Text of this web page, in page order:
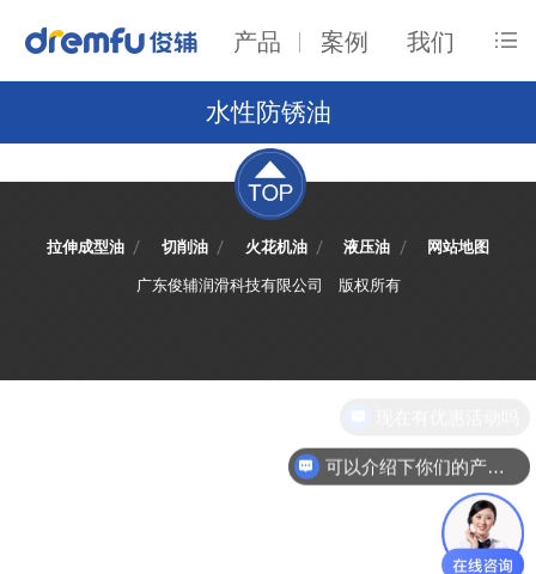
产品 案例 我们
水性防锈油
拉伸成型油 切削油 火花机油 液压油 网站地图
广东俊辅润滑科技有限公司 版权所有
可以介绍下你们的产品么